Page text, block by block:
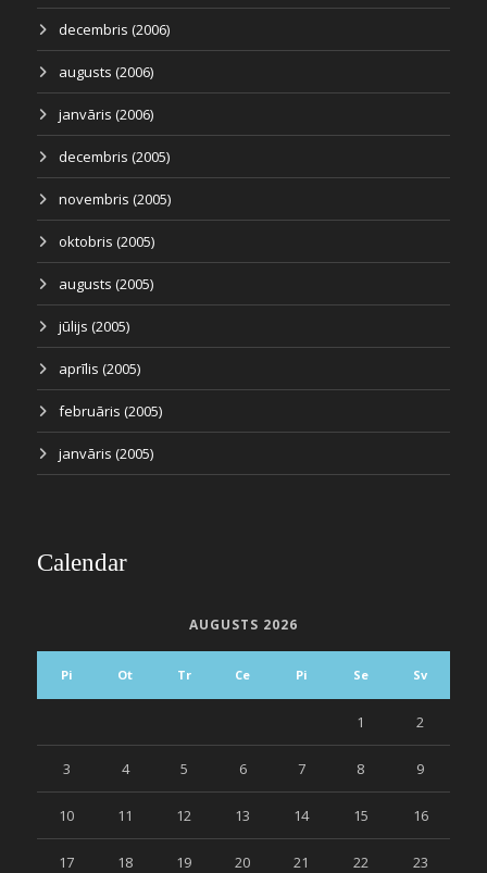
decembris (2006)
augusts (2006)
janvāris (2006)
decembris (2005)
novembris (2005)
oktobris (2005)
augusts (2005)
jūlijs (2005)
aprīlis (2005)
februāris (2005)
janvāris (2005)
Calendar
AUGUSTS 2026
Pi Ot Tr Ce Pi Se Sv
1 2
3 4 5 6 7 8 9
10 11 12 13 14 15 16
17 18 19 20 21 22 23